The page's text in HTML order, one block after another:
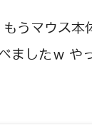
うマウス本
ましたｗ や